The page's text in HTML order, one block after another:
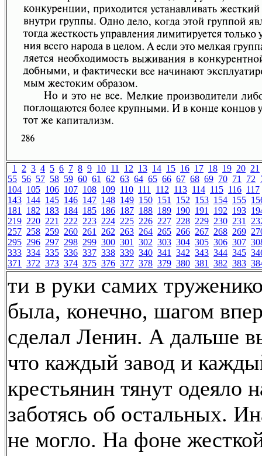
1 2 3 4 5 6 7 8 9 10 11 12 13 14 15 16 17 18 19 20 21
55 56 57 58 59 60 61 62 63 64 65 66 67 68 69 70 71 72
104 105 106 107 108 109 110 111 112 113 114 115 116 117
143 144 145 146 147 148 149 150 151 152 153 154 155
181 182 183 184 185 186 187 188 189 190 191 192 193
219 220 221 222 223 224 225 226 227 228 229 230 231
257 258 259 260 261 262 263 264 265 266 267 268 269
295 296 297 298 299 300 301 302 303 304 305 306 307
333 334 335 336 337 338 339 340 341 342 343 344 345
371 372 373 374 375 376 377 378 379 380 381 382 383
ти в руки самих
была, конечно, шагом
сделал Ленин. А дальше
что каждый завод и
крестьянин тянут одеяло
заботясь об остальных.
не могло. На фоне